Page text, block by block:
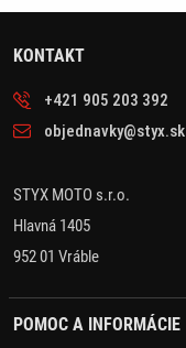
KONTAKT
+421 905 203 392
objednavky@styx.sk
STYX MOTO s.r.o.
Hlavná 1405
952 01 Vráble
POMOC A INFORMÁCIE